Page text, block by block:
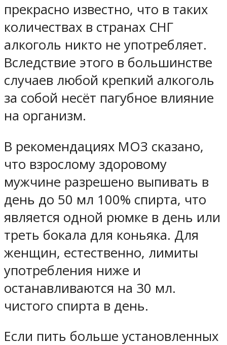
прекрасно известно, что в таких
количествах в странах СНГ
алкоголь никто не употребляет.
Вследствие этого в большинстве
случаев любой крепкий алкоголь
за собой несёт пагубное влияние
на организм.
В рекомендациях МОЗ сказано,
что взрослому здоровому
мужчине разрешено выпивать в
день до 50 мл 100% спирта, что
является одной рюмке в день или
треть бокала для коньяка. Для
женщин, естественно, лимиты
употребления ниже и
останавливаются на 30 мл.
чистого спирта в день.
Если пить больше установленных